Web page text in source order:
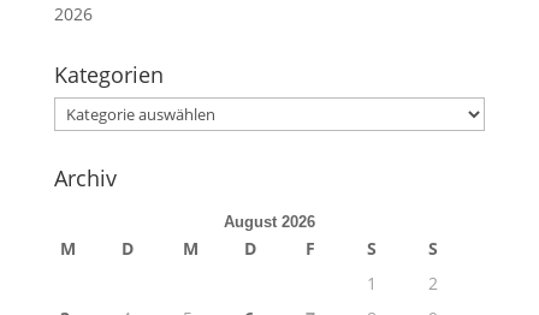
2026
Kategorien
Kategorien
Archiv
August 2026
M D M D F S
S
1
2